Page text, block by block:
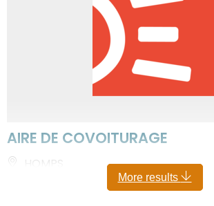
AIRE DE COVOITURAGE
More results